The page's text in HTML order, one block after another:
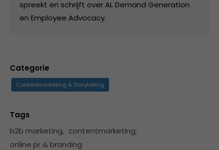
spreekt en schrijft over AI, Demand Generation
en Employee Advocacy.
Categorie
Contentmarketing & Storytelling
Tags
b2b marketing, contentmarketing,
online pr & branding